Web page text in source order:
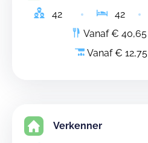
42 42
Vanaf € 40,65
Vanaf € 12,75
Verkenner